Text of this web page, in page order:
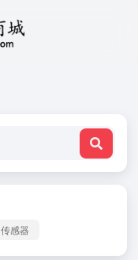
传感器